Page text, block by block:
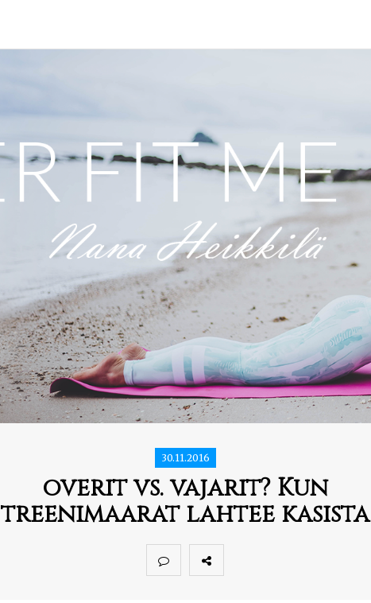
30.11.2016
overit vs. vajarit? Kun
treenimaarat lahtee kasista